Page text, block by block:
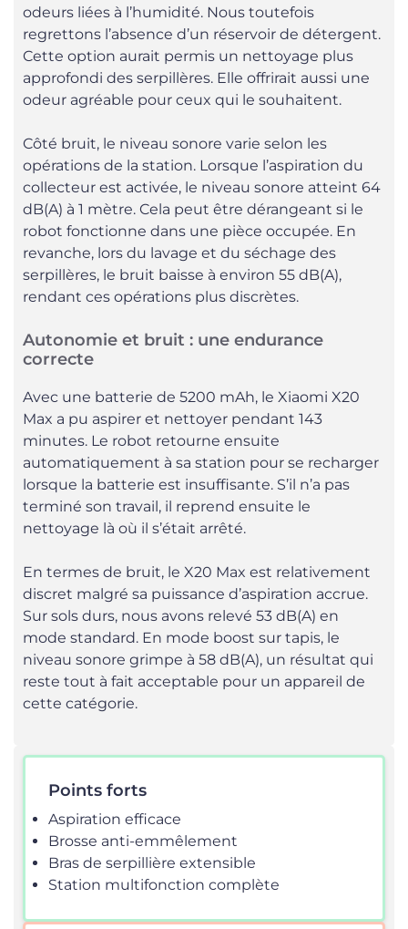
odeurs liées à l’humidité. Nous toutefois
regrettons l’absence d’un réservoir de détergent.
Cette option aurait permis un nettoyage plus
approfondi des serpillères. Elle offrirait aussi une
odeur agréable pour ceux qui le souhaitent.
Côté bruit, le niveau sonore varie selon les
opérations de la station. Lorsque l’aspiration du
collecteur est activée, le niveau sonore atteint 64
dB(A) à 1 mètre. Cela peut être dérangeant si le
robot fonctionne dans une pièce occupée. En
revanche, lors du lavage et du séchage des
serpillères, le bruit baisse à environ 55 dB(A),
rendant ces opérations plus discrètes.
Autonomie et bruit : une endurance
correcte
Avec une batterie de 5200 mAh, le Xiaomi X20
Max a pu aspirer et nettoyer pendant 143
minutes. Le robot retourne ensuite
automatiquement à sa station pour se recharger
lorsque la batterie est insuffisante. S’il n’a pas
terminé son travail, il reprend ensuite le
nettoyage là où il s’était arrêté.
En termes de bruit, le X20 Max est relativement
discret malgré sa puissance d’aspiration accrue.
Sur sols durs, nous avons relevé 53 dB(A) en
mode standard. En mode boost sur tapis, le
niveau sonore grimpe à 58 dB(A), un résultat qui
reste tout à fait acceptable pour un appareil de
cette catégorie.
Points forts
Aspiration efficace
Brosse anti-emmêlement
Bras de serpillière extensible
Station multifonction complète